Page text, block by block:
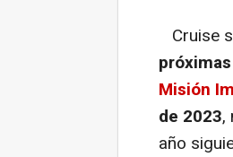
Cruise
Misión
de 2023,
año